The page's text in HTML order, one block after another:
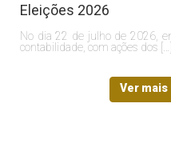
Eleições 2026
No dia 22 de julho de 2026,
contabilidade, com ações dos […]
Ver